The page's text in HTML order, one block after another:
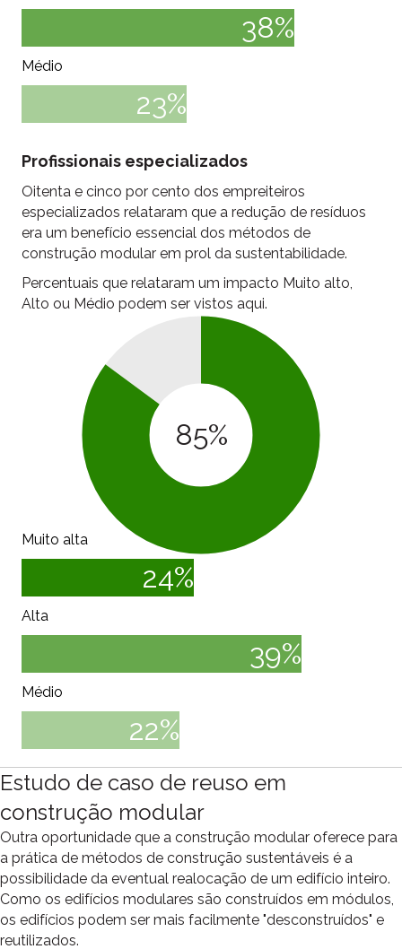
38%
Médio
23%
Profissionais especializados
Oitenta e cinco por cento dos empreiteiros
especializados relataram que a redução de resíduos
era um benefício essencial dos métodos de
construção modular em prol da sustentabilidade.
Percentuais que relataram um impacto Muito alto,
Alto ou Médio podem ser vistos aqui.
85%
Muito alta
24%
Alta
39%
Médio
22%
Estudo de caso de reuso em
construção modular
Outra oportunidade que a construção modular oferece para
a prática de métodos de construção sustentáveis é a
possibilidade da eventual realocação de um edifício inteiro.
Como os edifícios modulares são construídos em módulos,
os edifícios podem ser mais facilmente "desconstruídos" e
reutilizados.